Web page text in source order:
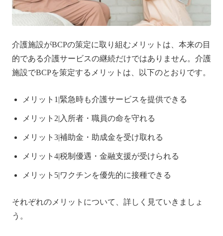
介護施設がBCPの策定に取り組むメリットは、本来の目
的である介護サービスの継続だけではありません。介護
施設でBCPを策定するメリットは、以下のとおりです。
メリット1|緊急時も介護サービスを提供できる
メリット2|入所者・職員の命を守れる
メリット3|補助金・助成金を受け取れる
メリット4|税制優遇・金融支援が受けられる
メリット5|ワクチンを優先的に接種できる
それぞれのメリットについて、詳しく見ていきましょ
う。